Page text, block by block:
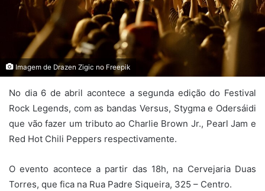
Imagem de Drazen Zigic no Freepik
No dia 6 de abril acontece a segunda edição do Festival
Rock Legends, com as bandas Versus, Stygma e Odersáidi
que vão fazer um tributo ao Charlie Brown Jr., Pearl Jam e
Red Hot Chili Peppers respectivamente.
O evento acontece a partir das 18h, na Cervejaria Duas
Torres, que fica na Rua Padre Siqueira, 325 – Centro.